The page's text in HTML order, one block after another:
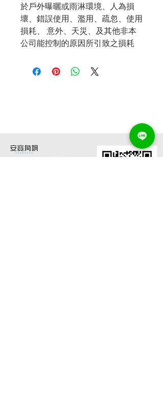
於戶外曝曬或雨淋環境、人為損
壞、錯誤使用、濫用、疏忽、使用
損耗、 意外、天災、及其他非本
公司能控制的原因所引致之損耗